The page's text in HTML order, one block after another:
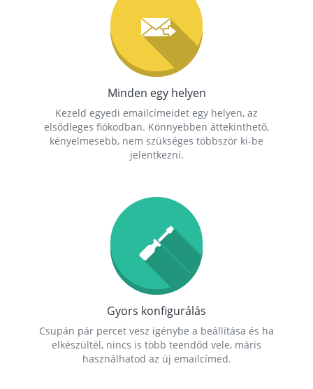
Minden egy helyen
Kezeld egyedi emailcímeidet egy helyen, az
elsődleges fiókodban. Könnyebben áttekinthető,
kényelmesebb, nem szükséges többször ki-be
jelentkezni.
Gyors konfigurálás
Csupán pár percet vesz igénybe a beállítása és ha
elkészültél, nincs is több teendőd vele, máris
használhatod az új emailcímed.